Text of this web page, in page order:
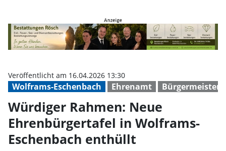
Wolframs-Eschenbach Ehrenamt
Veröffentlicht am 16.04.2026 13:30
Würdiger Rahmen: Neue
Ehrenbürgertafel in Wolframs-
Eschenbach enthüllt